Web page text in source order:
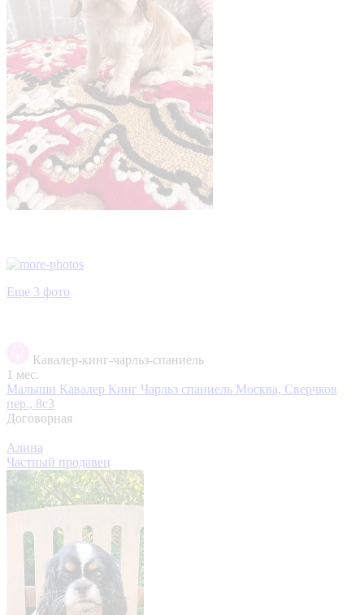
Еще 3 фото
Кавалер-кинг-чарльз-спаниель
1 мес.
Малыши Кавалер Кинг Чарльз спаниель Москва, Сверчков
пер., 8с3
Договорная
Алина
Частный продавец